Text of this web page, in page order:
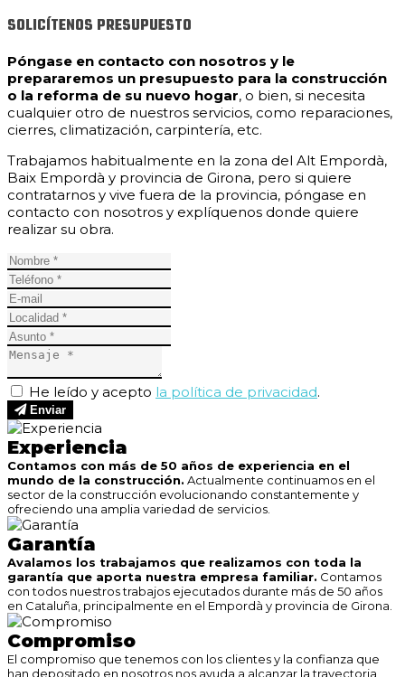
SOLICÍTENOS PRESUPUESTO
Póngase en contacto con nosotros y le
prepararemos un presupuesto para la construcción
o la reforma de su nuevo hogar, o bien, si necesita
cualquier otro de nuestros servicios, como reparaciones,
cierres, climatización, carpintería, etc.
Trabajamos habitualmente en la zona del Alt Empordà,
Baix Empordà y provincia de Girona, pero si quiere
contratarnos y vive fuera de la provincia, póngase en
contacto con nosotros y explíquenos donde quiere
realizar su obra.
He leído y acepto la política de privacidad.
Enviar
Experiencia
Contamos con más de 50 años de experiencia en el
mundo de la construcción. Actualmente continuamos en el
sector de la construcción evolucionando constantemente y
ofreciendo una amplia variedad de servicios.
Garantía
Avalamos los trabajamos que realizamos con toda la
garantía que aporta nuestra empresa familiar. Contamos
con todos nuestros trabajos ejecutados durante más de 50 años
en Cataluña, principalmente en el Empordà y provincia de Girona.
Compromiso
El compromiso que tenemos con los clientes y la confianza que
han depositado en nosotros nos ayuda a alcanzar la trayectoria